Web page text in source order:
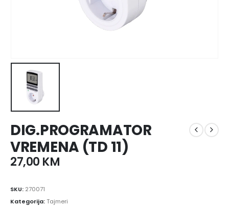
DIG.PROGRAMATOR
VREMENA (TD 11)
27,00 KM
SKU: 270071
Kategorija:Tajmeri